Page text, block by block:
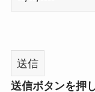
送信ボタンを押